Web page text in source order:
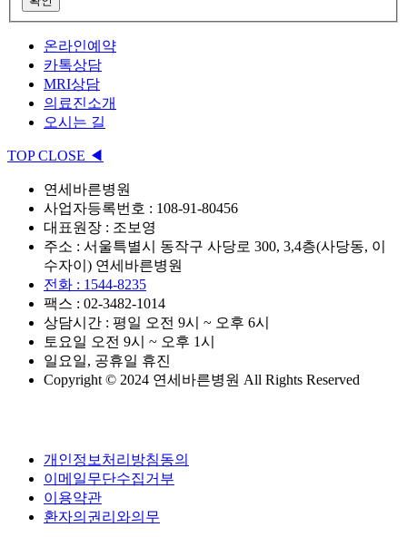
온라인예약
카톡상담
MRI상담
의료진소개
오시는 길
TOPCLOSE ◀
연세바른병원
사업자등록번호 : 108-91-80456
대표원장 : 조보영
주소 : 서울특별시 동작구 사당로 300, 3,4층(사당동, 이
수자이) 연세바른병원
전화 : 1544-8235
팩스 : 02-3482-1014
상담시간 : 평일 오전 9시 ~ 오후 6시
토요일 오전 9시 ~ 오후 1시
일요일, 공휴일 휴진
Copyright © 2024 연세바른병원 All Rights Reserved
개인정보처리방침동의
이메일무단수집거부
이용약관
환자의권리와의무